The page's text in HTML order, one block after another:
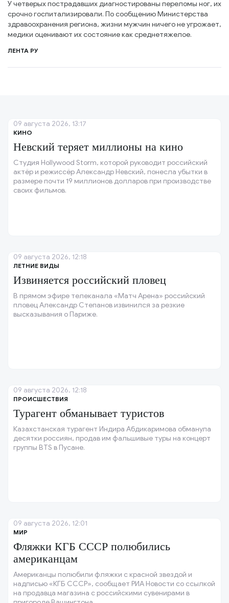
У четверых пострадавших диагностированы переломы ног, их
срочно госпитализировали. По сообщению Министерства
здравоохранения региона, жизни мужчин ничего не угрожает,
медики оценивают их состояние как среднетяжелое.
ЛЕНТА РУ
КИНО
Невский теряет миллионы на кино
Студия Hollywood Storm, которой руководит российский
актёр и режиссёр Александр Невский, понесла убытки в
размере почти 19 миллионов долларов при производстве
своих фильмов.
09 августа 2026, 13:17
ЛЕТНИЕ ВИДЫ
Извиняется российский пловец
В прямом эфире телеканала «Матч Арена» российский
пловец Александр Степанов извинился за резкие
высказывания о Париже.
09 августа 2026, 12:18
ПРОИСШЕСТВИЯ
Турагент обманывает туристов
Казахстанская турагент Индира Абдикаримова обманула
десятки россиян, продав им фальшивые туры на концерт
группы BTS в Пусане.
09 августа 2026, 12:18
МИР
Фляжки КГБ СССР полюбились
американцам
Американцы полюбили фляжки с красной звездой и
надписью «КГБ СССР», сообщает РИА Новости со ссылкой
на продавца магазина с российскими сувенирами в
09 августа 2026, 12:01